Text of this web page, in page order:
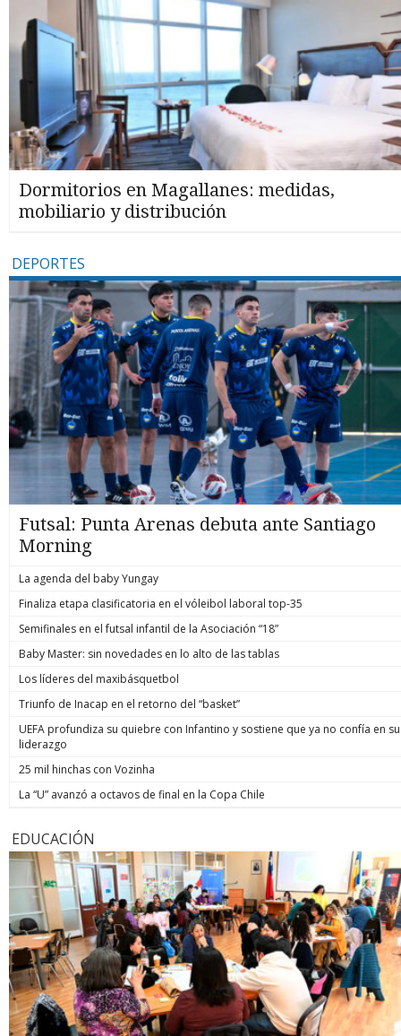
Dormitorios en Magallanes: medidas,
mobiliario y distribución
DEPORTES
Futsal: Punta Arenas debuta ante Santiago
Morning
La agenda del baby Yungay
Finaliza etapa clasificatoria en el vóleibol laboral top-35
Semifinales en el futsal infantil de la Asociación “18”
Baby Master: sin novedades en lo alto de las tablas
Los líderes del maxibásquetbol
Triunfo de Inacap en el retorno del “basket”
UEFA profundiza su quiebre con Infantino y sostiene que ya no confía en su
liderazgo
25 mil hinchas con Vozinha
La “U” avanzó a octavos de final en la Copa Chile
EDUCACIÓN